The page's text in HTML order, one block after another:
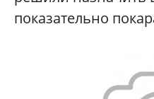
показательно